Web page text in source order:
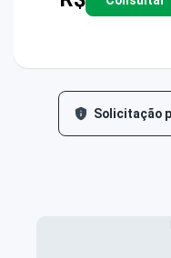
Solicitação